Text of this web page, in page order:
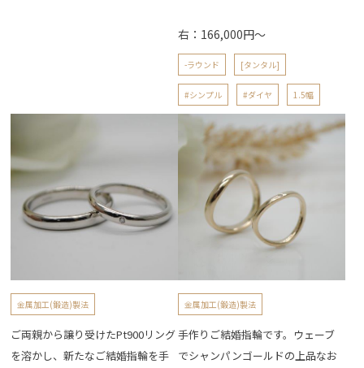
右：166,000円～
-ラウンド [タンタル]
#シンプル #ダイヤ 1.5幅
金属加工(鍛造)製法
ご両親から譲り受けたPt900リング
を溶かし、新たなご結婚指輪を手
金属加工(鍛造)製法
手作りご結婚指輪です。ウェーブ
でシャンパンゴールドの上品なお